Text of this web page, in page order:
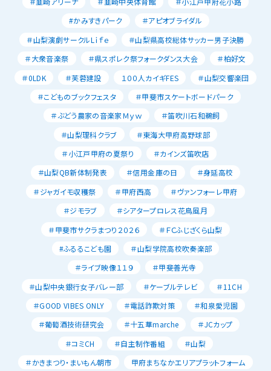
#かみすきパーク
＃アピオブライダル
＃山梨演劇サークルLｉｆｅ
＃山梨県高校総体サッカー男子決勝
＃大衆音楽祭
＃県スポレク祭フォークダンス大会
＃柏好文
＃0LDK
＃芙蓉建設 １００人カイギFES
＃山梨交響楽団
＃こどものブックフェスタ
＃甲斐市スケートボードパーク
＃ぶどう農家の音楽家Ｍｙｗ
＃笛吹川石和鵜飼
＃山梨理科クラブ
＃東海大甲府高野球部
＃小江戸甲府の夏祭り
＃カインズ笛吹店
＃山梨QB新体制発表
＃信用金庫の日
＃身延高校
＃ジャガイモ収穫祭
＃甲府西高
＃ヴァンフォーレ甲府
＃ジモラブ
＃シアタープロレス花鳥風月
＃甲斐市サクラまつり２０２６
＃ＦＣふじざくら山梨
#ふるるこども園
＃山梨学院高校吹奏楽部
＃ライブ映像１１９
＃甲斐善光寺
＃山梨中央銀行女子バレー部
＃ケーブルテレビ
＃11CH
＃GOOD VIBES ONLY
＃電話詐欺対策
＃和泉愛児園
＃葡萄酒技術研究会
＃十五華marche
＃JCカップ
＃コミCH
＃自主制作番組
＃山梨
＃かきまつり・まいもん朝市
甲府まちなかエリアプラットフォーム